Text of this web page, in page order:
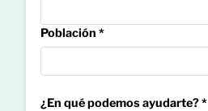
Población *
¿En qué podemos ayudarte? *